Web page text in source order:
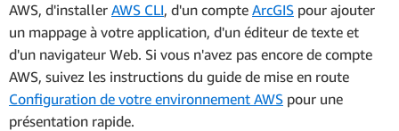
AWS, d'installer AWS CLI, d'un compte ArcGIS pour ajouter
un mappage à votre application, d'un éditeur de texte et
d'un navigateur Web. Si vous n'avez pas encore de compte
AWS, suivez les instructions du guide de mise en route
Configuration de votre environnement AWS pour une
présentation rapide.